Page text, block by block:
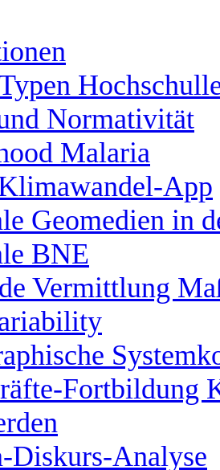
Normativität
Malaria
App
Geomedien in
BNE
Vermittlung
Fortbildung
Diskurs-Analyse